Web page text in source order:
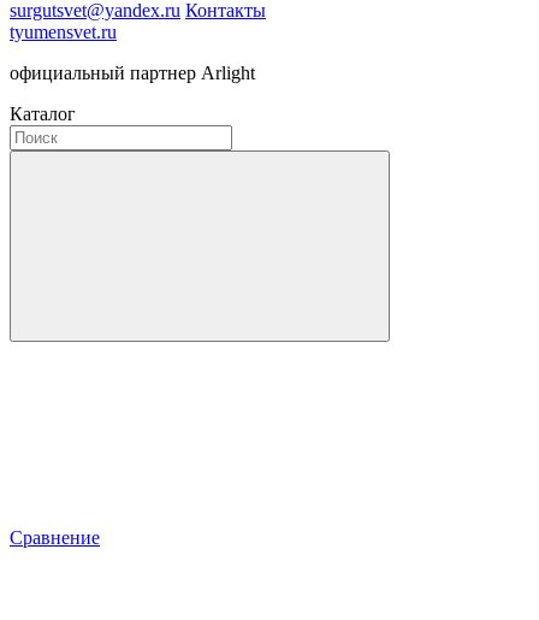
surgutsvet@yandex.ru Контакты
tyumensvet.ru
официальный партнер Arlight
Каталог
Сравнение